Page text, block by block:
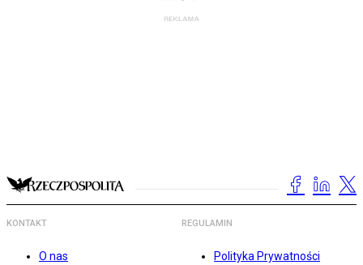
KONTAKT
O nas
REGULAMIN
Polityka Prywatności